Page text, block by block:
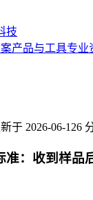
技
产品与工具专业
于 2026-06-126
准：收到样品